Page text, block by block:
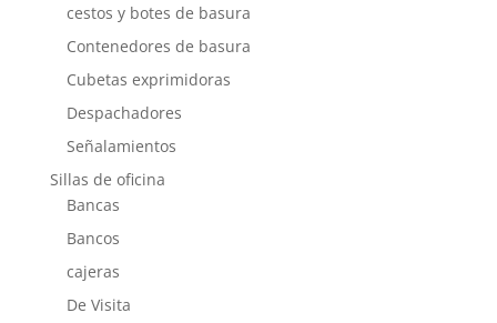
cestos y botes de basura
Contenedores de basura
Cubetas exprimidoras
Despachadores
Señalamientos
Sillas de oficina
Bancas
Bancos
cajeras
De Visita